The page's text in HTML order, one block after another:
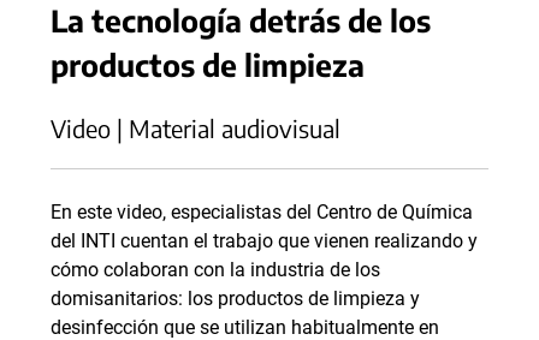
La tecnología detrás de los
productos de limpieza
Video | Material audiovisual
En este video, especialistas del Centro de Química
del INTI cuentan el trabajo que vienen realizando y
cómo colaboran con la industria de los
domisanitarios: los productos de limpieza y
desinfección que se utilizan habitualmente en